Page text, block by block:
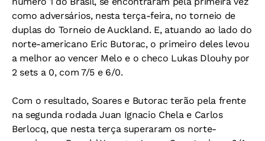
como adversários, nesta terça-feira, no torneio de
duplas do Torneio de Auckland. E, atuando ao lado do
norte-americano Eric Butorac, o primeiro deles levou
a melhor ao vencer Melo e o checo Lukas Dlouhy por
2 sets a 0, com 7/5 e 6/0.
Com o resultado, Soares e Butorac terão pela frente
na segunda rodada Juan Ignacio Chela e Carlos
Berlocq, que nesta terça superaram os norte-